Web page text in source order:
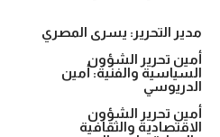
مدير التحرير: يسرى المصري
أمين تحرير الشؤون
السياسية والفنية: أمين
الدريوسي
أمين تحرير الشؤون
الاقتصادية والثقافية